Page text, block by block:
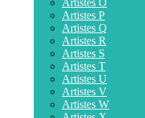
Artistes O
Artistes P
Artistes Q
Artistes R
Artistes S
Artistes T
Artistes U
Artistes V
Artistes W